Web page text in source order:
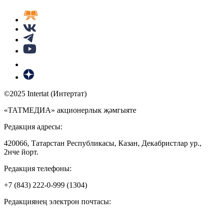
©2025 Intertat (Интертат)
«ТАТМЕДИА» акционерлык җәмгыяте
Редакция адресы:
420066, Татарстан Республикасы, Казан, Декабристлар ур.,
2нче йорт.
Редакция телефоны:
+7 (843) 222-0-999 (1304)
Редакциянең электрон почтасы: